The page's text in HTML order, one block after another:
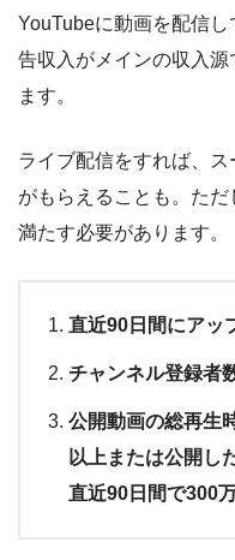
YouTubeに動画を配信
告収入がメインの収入
ます。
ライブ配信をすれば、
がもらえることも。た
満たす必要があります。
直近90日間にアッ
チャンネル登録者
公開動画の総再生
以上または公開し
直近90日間で300